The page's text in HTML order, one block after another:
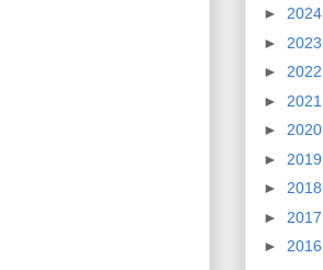
► 2024
► 2023
► 2022
► 2021
► 2020
► 2019
► 2018
► 2017
► 2016